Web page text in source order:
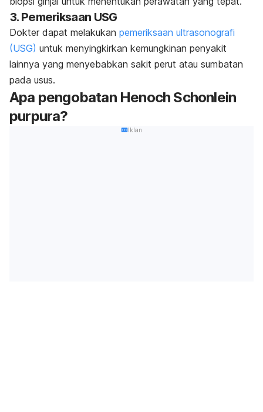
3. Pemeriksaan USG
Dokter dapat melakukan pemeriksaan ultrasonografi
(USG) untuk menyingkirkan kemungkinan penyakit
lainnya yang menyebabkan sakit perut atau sumbatan
pada usus.
Apa pengobatan Henoch Schonlein
purpura?
Iklan